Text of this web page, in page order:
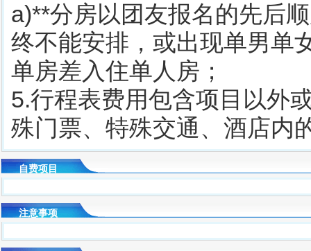
a)**分房以团友报名的先后
终不能安排，或出现单男单
单房差入住单人房；
5.行程表费用包含项目以外
殊门票、特殊交通、酒店内
自费项目
注意事项